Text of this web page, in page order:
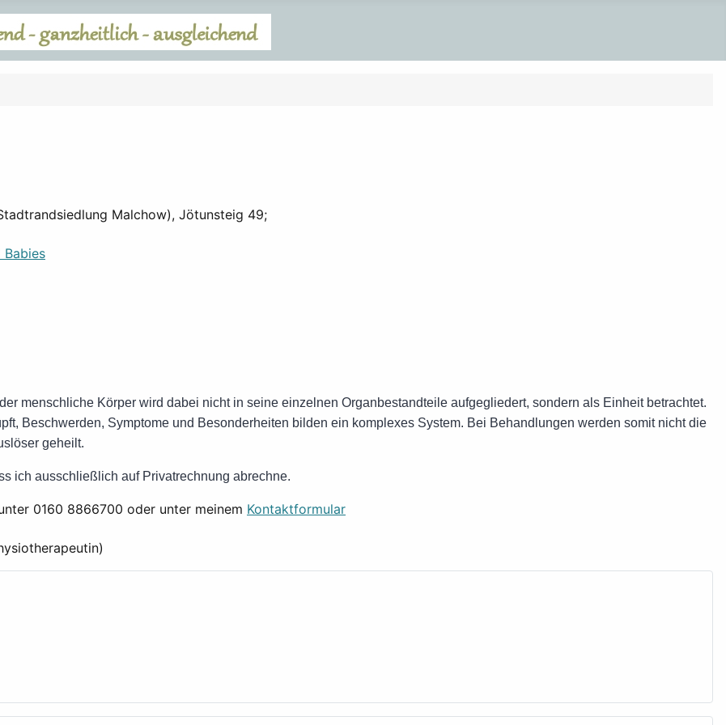
Malchow), Jötunsteig 49;
Babies
menschliche Körper wird dabei nicht in seine einzelnen Organbestandteile aufgegliedert, sondern als Einheit betrachtet.
Beschwerden, Symptome und Besonderheiten bilden ein komplexes System. Bei Behandlungen werden somit nicht die
geheilt.
ich ausschließlich auf Privatrechnung abrechne.
0160 8866700 oder unter meinem Kontaktformular